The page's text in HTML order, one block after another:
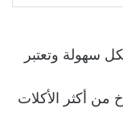
سهولة وتعتبر
أكثر الأكلات